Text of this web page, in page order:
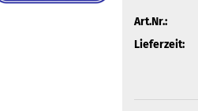
Art.Nr.:
Lieferzeit: